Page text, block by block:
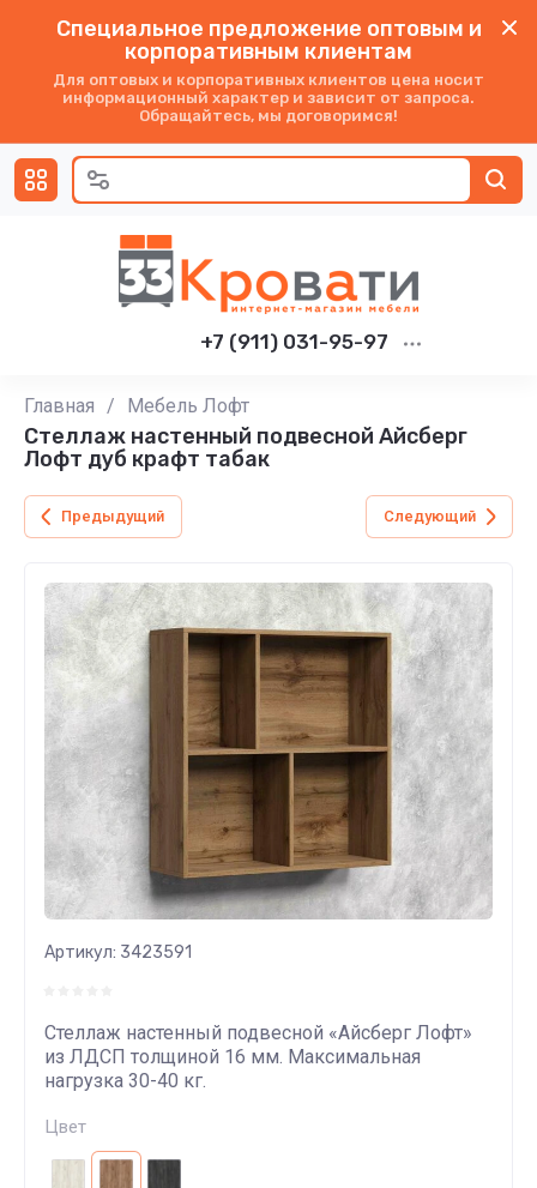
Специальное предложение оптовым и
корпоративным клиентам
Для оптовых и корпоративных клиентов цена носит
информационный характер и зависит от запроса.
Обращайтесь, мы договоримся!
+7 (911) 031-95-97
Главная / Мебель Лофт
Стеллаж настенный подвесной Айсберг
Лофт дуб крафт табак
Предыдущий Следующий
Артикул: 3423591
Стеллаж настенный подвесной «Айсберг Лофт»
из ЛДСП толщиной 16 мм. Максимальная
нагрузка 30-40 кг.
Цвет